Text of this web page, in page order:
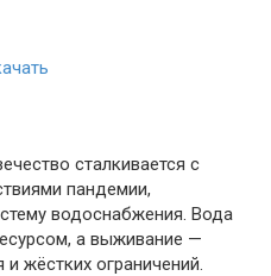
сталкивается с
пандемии,
водоснабжения. Вода
а выживание —
жёстких ограничений.